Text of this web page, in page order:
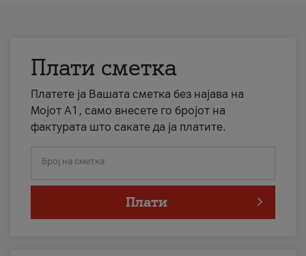
Плати сметка
Платете ја Вашата сметка без најава на
Мојот А1, само внесете го бројот на
фактурата што сакате да ја платите.
Број на сметка
Плати